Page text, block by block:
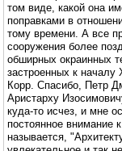
том виде, какой она
поправками в
тому времени. А все
сооружения более
обширных окраинных
застроенных к началу
Корр. Спасибо, Петр
Аристарху
куда-то исчез, и мне
постоянное внимание
называется,